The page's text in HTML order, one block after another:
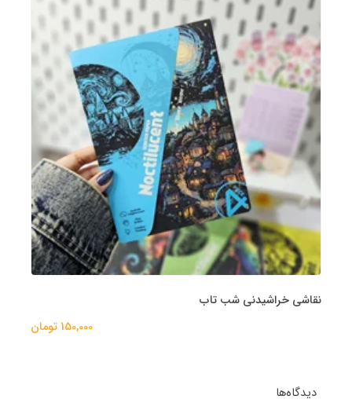
نقاشی خراشیدنی شب تاب
150,000 تومان
دیدگاه‌ها